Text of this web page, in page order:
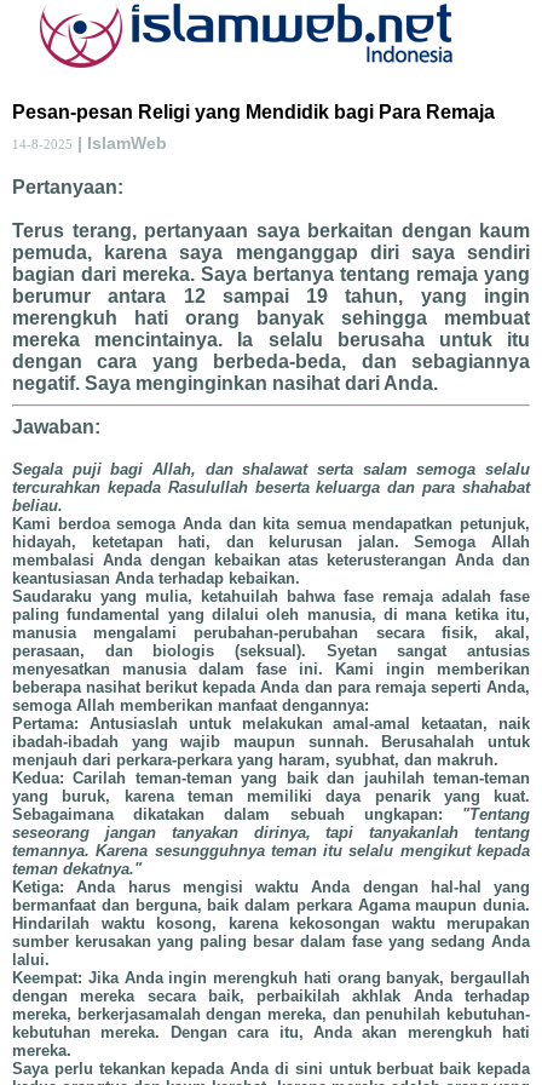
Pesan-pesan Religi yang Mendidik bagi Para Remaja
14-8-2025 | IslamWeb
Pertanyaan:
Terus terang, pertanyaan saya berkaitan dengan kaum
pemuda, karena saya menganggap diri saya sendiri
bagian dari mereka. Saya bertanya tentang remaja yang
berumur antara 12 sampai 19 tahun, yang ingin
merengkuh hati orang banyak sehingga membuat
mereka mencintainya. Ia selalu berusaha untuk itu
dengan cara yang berbeda-beda, dan sebagiannya
negatif. Saya menginginkan nasihat dari Anda.
Jawaban:
Segala puji bagi Allah, dan shalawat serta salam semoga selalu
tercurahkan kepada Rasulullah beserta keluarga dan para shahabat
beliau.
Kami berdoa semoga Anda dan kita semua mendapatkan petunjuk,
hidayah, ketetapan hati, dan kelurusan jalan. Semoga Allah
membalasi Anda dengan kebaikan atas keterusterangan Anda dan
keantusiasan Anda terhadap kebaikan.
Saudaraku yang mulia, ketahuilah bahwa fase remaja adalah fase
paling fundamental yang dilalui oleh manusia, di mana ketika itu,
manusia mengalami perubahan-perubahan secara fisik, akal,
perasaan, dan biologis (seksual). Syetan sangat antusias
menyesatkan manusia dalam fase ini. Kami ingin memberikan
beberapa nasihat berikut kepada Anda dan para remaja seperti Anda,
semoga Allah memberikan manfaat dengannya:
Pertama: Antusiaslah untuk melakukan amal-amal ketaatan, naik
ibadah-ibadah yang wajib maupun sunnah. Berusahalah untuk
menjauh dari perkara-perkara yang haram, syubhat, dan makruh.
Kedua: Carilah teman-teman yang baik dan jauhilah teman-teman
yang buruk, karena teman memiliki daya penarik yang kuat.
Sebagaimana dikatakan dalam sebuah ungkapan: "Tentang
seseorang jangan tanyakan dirinya, tapi tanyakanlah tentang
temannya. Karena sesungguhnya teman itu selalu mengikut kepada
teman dekatnya."
Ketiga: Anda harus mengisi waktu Anda dengan hal-hal yang
bermanfaat dan berguna, baik dalam perkara Agama maupun dunia.
Hindarilah waktu kosong, karena kekosongan waktu merupakan
sumber kerusakan yang paling besar dalam fase yang sedang Anda
lalui.
Keempat: Jika Anda ingin merengkuh hati orang banyak, bergaullah
dengan mereka secara baik, perbaikilah akhlak Anda terhadap
mereka, berkerjasamalah dengan mereka, dan penuhilah kebutuhan-
kebutuhan mereka. Dengan cara itu, Anda akan merengkuh hati
mereka.
Saya perlu tekankan kepada Anda di sini untuk berbuat baik kepada